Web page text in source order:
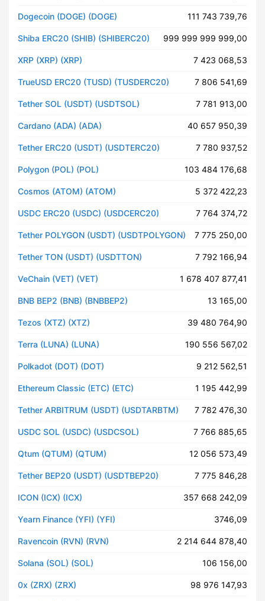
Dogecoin (DOGE) (DOGE) 111 743 739,76
Shiba ERC20 (SHIB) (SHIBERC20) 999 999 999 999,00
XRP (XRP) (XRP) 7 423 068,53
TrueUSD ERC20 (TUSD) (TUSDERC20) 7 806 541,69
Tether SOL (USDT) (USDTSOL) 7 781 913,00
Cardano (ADA) (ADA) 40 657 950,39
Tether ERC20 (USDT) (USDTERC20) 7 780 937,52
Polygon (POL) (POL) 103 484 176,68
Cosmos (ATOM) (ATOM) 5 372 422,23
USDC ERC20 (USDC) (USDCERC20) 7 764 374,72
Tether POLYGON (USDT) (USDTPOLYGON) 7 775 250,00
Tether TON (USDT) (USDTTON) 7 792 166,94
VeChain (VET) (VET) 1 678 407 877,41
BNB BEP2 (BNB) (BNBBEP2) 13 165,00
Tezos (XTZ) (XTZ) 39 480 764,90
Terra (LUNA) (LUNA) 190 556 567,02
Polkadot (DOT) (DOT) 9 212 562,51
Ethereum Classic (ETC) (ETC) 1 195 442,99
Tether ARBITRUM (USDT) (USDTARBTM) 7 782 476,30
USDC SOL (USDC) (USDCSOL) 7 766 885,65
Qtum (QTUM) (QTUM) 12 056 573,49
Tether BEP20 (USDT) (USDTBEP20) 7 775 846,28
ICON (ICX) (ICX) 357 668 242,09
Yearn Finance (YFI) (YFI) 3746,09
Ravencoin (RVN) (RVN) 2 214 644 878,40
Solana (SOL) (SOL) 106 156,00
0x (ZRX) (ZRX) 98 976 147,93